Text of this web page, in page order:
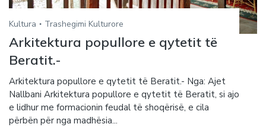
Kultura Trashegimi Kulturore
Arkitektura popullore e qytetit të
Beratit.-
Arkitektura popullore e qytetit të Beratit.- Nga: Ajet
Nallbani Arkitektura popullore e qytetit të Beratit, si ajo
e lidhur me formacionin feudal të shoqërisë, e cila
përbën për nga madhësia...